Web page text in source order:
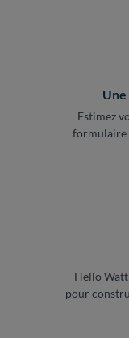
Estimez
formulaire
Hello
pour